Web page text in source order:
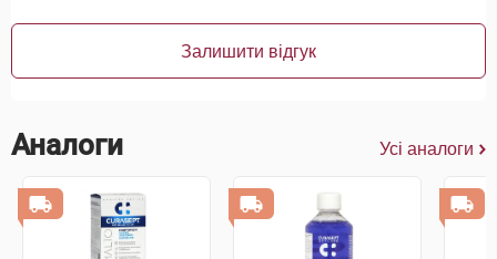
Залишити відгук
Аналоги Усі аналоги